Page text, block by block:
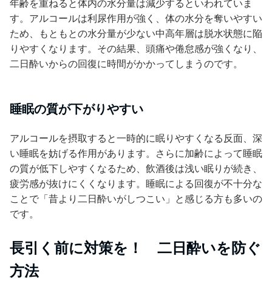
年齢を重ねると体内の水分量は減少するといわれていま
す。アルコールは利尿作用が強く、体の水分を奪いやすい
ため、もともとの水分量が少ない中高年層は脱水状態に陥
りやすくなります。その結果、頭痛や倦怠感が強くなり、
二日酔いからの回復に時間がかかってしまうのです。
睡眠の質が下がりやすい
アルコールを摂取すると一時的に眠りやすくなる反面、深
い睡眠を妨げる作用があります。さらに加齢によって睡眠
の質が低下しやすくなるため、飲酒後は浅い眠りが続き、
疲労感が抜けにくくなります。睡眠による回復が不十分な
ことで「昔より二日酔いがしつこい」と感じる方も多いの
です。
長引く前に対策を！ 二日酔いを防ぐ
方法